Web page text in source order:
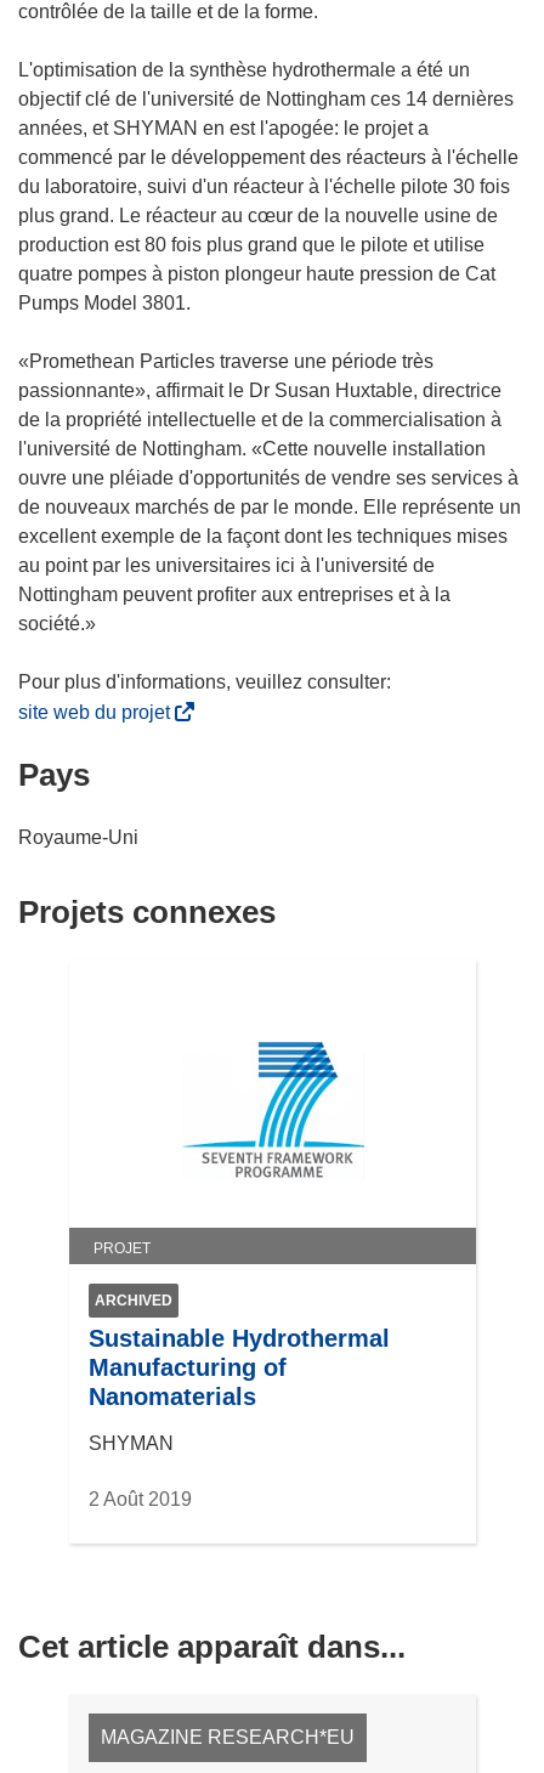
contrôlée de la taille et de la forme.
L'optimisation de la synthèse hydrothermale a été un
objectif clé de l'université de Nottingham ces 14 dernières
années, et SHYMAN en est l'apogée: le projet a
commencé par le développement des réacteurs à l'échelle
du laboratoire, suivi d'un réacteur à l'échelle pilote 30 fois
plus grand. Le réacteur au cœur de la nouvelle usine de
production est 80 fois plus grand que le pilote et utilise
quatre pompes à piston plongeur haute pression de Cat
Pumps Model 3801.
«Promethean Particles traverse une période très
passionnante», affirmait le Dr Susan Huxtable, directrice
de la propriété intellectuelle et de la commercialisation à
l'université de Nottingham. «Cette nouvelle installation
ouvre une pléiade d'opportunités de vendre ses services à
de nouveaux marchés de par le monde. Elle représente un
excellent exemple de la façont dont les techniques mises
au point par les universitaires ici à l'université de
Nottingham peuvent profiter aux entreprises et à la
société.»
site web du projet(
e
v
e
l
l
e
f
e
n
t
Pays
Royaume-Uni
Projets connexes
PROJET
ARCHIVED
Sustainable Hydrothermal
Manufacturing of
Nanomaterials
SHYMAN
2 Août 2019
Cet article apparaît dans...
MAGAZINE RESEARCH*EU